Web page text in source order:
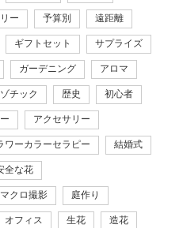
ー 予算別 遠距離
ギフトセット サプライズ
ガーデニング アロマ
チック 歴史 初心者
アクセサリー
ワーカラーセラピー 結婚式
全な花
マクロ撮影 庭作り
オフィス 生花 造花